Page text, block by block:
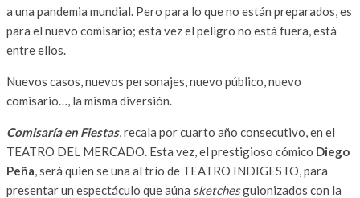
a una pandemia mundial. Pero para lo que no están preparados, es
para el nuevo comisario; esta vez el peligro no está fuera, está
entre ellos.
Nuevos casos, nuevos personajes, nuevo público, nuevo
comisario…, la misma diversión.
Comisaría en Fiestas, recala por cuarto año consecutivo, en el
TEATRO DEL MERCADO. Esta vez, el prestigioso cómico Diego
Peña , será quien se una al trío de TEATRO INDIGESTO, para
presentar un espectáculo que aúna sketchesguionizados con la